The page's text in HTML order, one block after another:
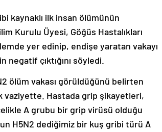
kaynaklı ilk insan ölümünün
Kurulu Üyesi, Göğüs Hastalıkları
yer edinip, endişe yaratan vakayı
çıktığını söyledi.
ölüm vakası görüldüğünü belirten
vaziyette. Hastada grip şikayetleri,
A grubu bir grip virüsü olduğu
H5N2 dediğimiz bir kuş gribi türü A